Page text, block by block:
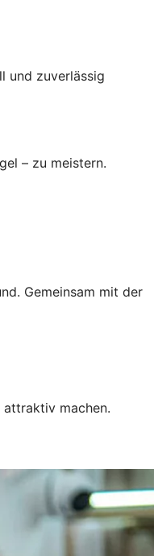
und zuverlässig
– zu meistern.
Gemeinsam mit der
attraktiv machen.